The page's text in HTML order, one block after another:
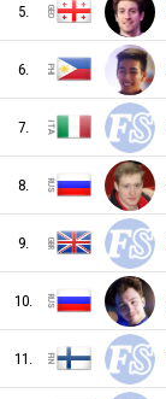
UKR
SVK
UKR
CZE
5.
6.
7.
8.
9.
10.
11.